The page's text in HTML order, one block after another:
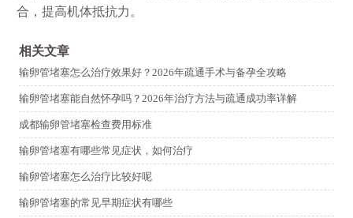
合，提高机体抵抗力。
相关文章
输卵管堵塞怎么治疗效果好？2026年疏通手术与备孕全攻略
输卵管堵塞能自然怀孕吗？2026年治疗方法与疏通成功率详解
成都输卵管堵塞检查费用标准
输卵管堵塞有哪些常见症状，如何治疗
输卵管堵塞怎么治疗比较好呢
输卵管堵塞的常见早期症状有哪些